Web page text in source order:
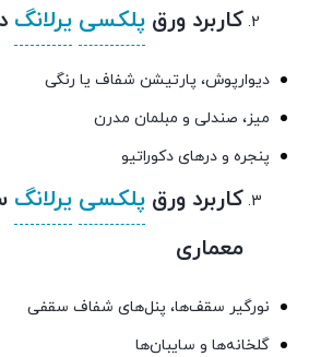
کاربرد ورق پلکسی یرلانگ
دیوارپوش، پارتیشن شفاف یا رنگی
میز، صندلی و مبلمان مدرن
پنجره و درهای دکوراتیو
کاربرد ورق پلکسی یرلانگ
معماری
نورگیر سقف‌ها، پنل‌های شفاف سقفی
گلخانه‌ها و سایبان‌ها